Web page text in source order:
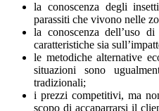
la conoscenza degli
parassiti che vivono nelle
la conoscenza dell’uso
caratteristiche sia
le metodiche alternative
situazioni sono
tradizionali;
i prezzi competitivi, ma
scopo di accaparrarsi il